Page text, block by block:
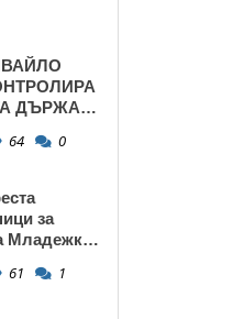
ДЪРЖАВА
64 0
за
Младежкия
с него и го
61 1